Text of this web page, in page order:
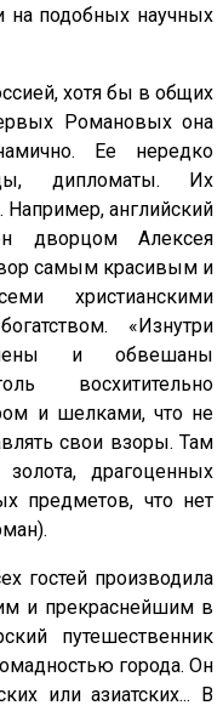
на подобных научных
хотя бы в общих
Романовых она
Ее нередко
дипломаты. Их
Например, английский
дворцом Алексея
самым красивым и
христианскими
«Изнутри
и обвешаны
восхитительно
и шелками, что не
свои взоры. Там
драгоценных
предметов, что нет
гостей производила
и прекраснейшим в
путешественник
города. Он
или азиатских... В